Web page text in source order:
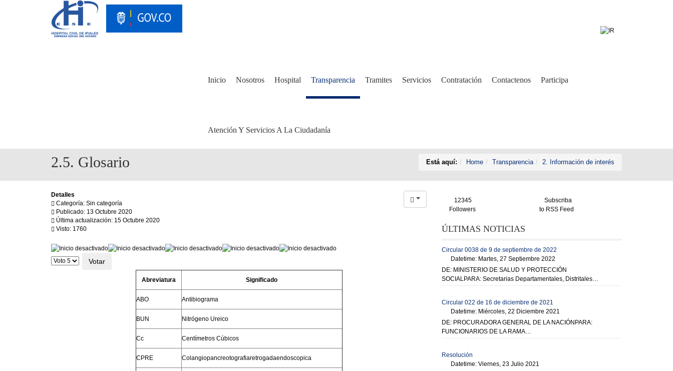
Inicio Nosotros Hospital Transparencia Tramites Servicios Contratación Contactenos Participa
Atención Y Servicios A La Ciudadanía
Está aquí: Home Transparencia 2. Información de interés
2.5. Glosario
Detalles
Categoría: Sin categoría
Publicado: 13 Octubre 2020
Última actualización: 15 Octubre 2020
Visto: 1760
Ratio:0/5
Por
favor,
Abreviatura Significado
ABO Antibiograma
BUN Nitrógeno Ureico
Cc Centímetros Cúbicos
CPRE Colangiopancreotografiaretrogadaendoscopica
12345
Followers
Subscriba
to RSS Feed
ÚLTIMAS NOTICIAS
Circular 0038 de 9 de septiembre de 2022
Datetime: Martes, 27 Septiembre 2022
DE: MINISTERIO DE SALUD Y PROTECCIÓN
SOCIALPARA: Secretarias Departamentales, Distritales…
Circular 022 de 16 de diciembre de 2021
Datetime: Miércoles, 22 Diciembre 2021
DE: PROCURADORA GENERAL DE LA NACIÓNPARA:
FUNCIONARIOS DE LA RAMA…
Resolución
Datetime: Viernes, 23 Julio 2021